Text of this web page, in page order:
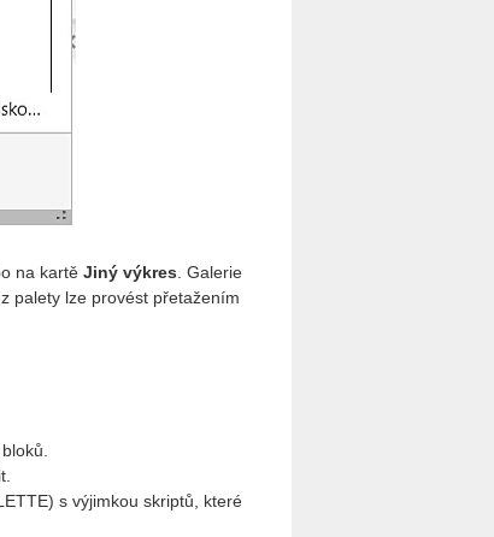
na kartě Jiný výkres . Galerie
palety lze provést přetažením
s výjimkou skriptů, které